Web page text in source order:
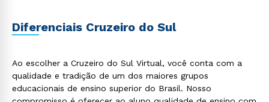
Diferenciais Cruzeiro do Sul
Ao escolher a Cruzeiro do Sul Virtual, você conta com a
qualidade e tradição de um dos maiores grupos
educacionais de ensino superior do Brasil. Nosso